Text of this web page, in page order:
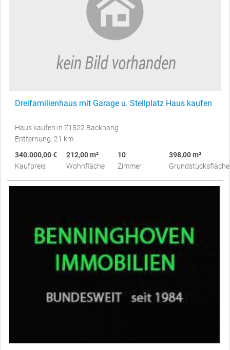
Dreifamilienhaus mit Garage u. Stellplatz Haus kaufen
Haus kaufen in 71522 Backnang
Entfernung: 21 km
340.000,00 €
Kaufpreis
212,00 m²
Wohnfläche
10
Zimmer
398,00 m²
Grundstücksfläche